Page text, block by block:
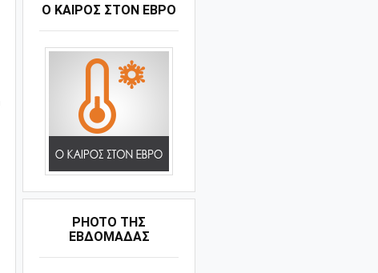
Ο ΚΑΙΡΟΣ ΣΤΟΝ ΕΒΡΟ
PHOTO ΤΗΣ
ΕΒΔΟΜΑΔΑΣ